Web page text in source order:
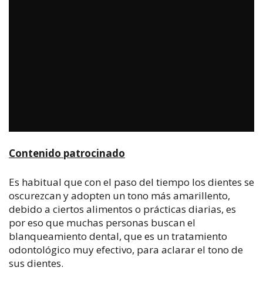
Contenido patrocinado
Es habitual que con el paso del tiempo los dientes se
oscurezcan y adopten un tono más amarillento,
debido a ciertos alimentos o prácticas diarias, es
por eso que muchas personas buscan el
blanqueamiento dental, que es un tratamiento
odontológico muy efectivo, para aclarar el tono de
sus dientes.